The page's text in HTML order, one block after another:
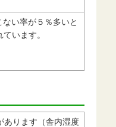
い率が５％多いと
います。
あります（舎内湿度